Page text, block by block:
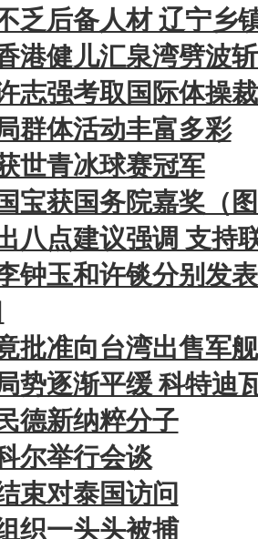
乏后备人材 辽宁乡
港健儿汇泉湾劈波
志强考取国际体操
群体活动丰富多彩
世青冰球赛冠军
宝获国务院嘉奖（
八点建议强调 支持
钟玉和许锬分别发
批准向台湾出售军舰
势逐渐平缓 科特迪
德新纳粹分子
尔举行会谈
束对泰国访问
织一头头被捕